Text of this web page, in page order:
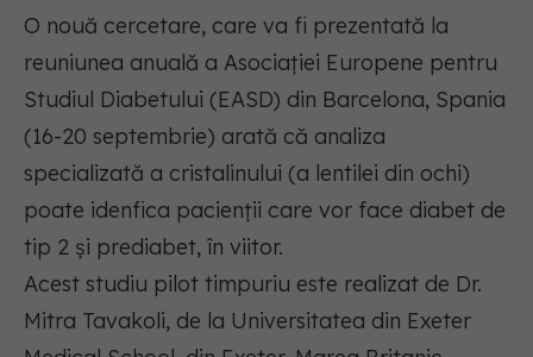
O nouă cercetare, care va fi prezentată la
reuniunea anuală a Asociației Europene pentru
Studiul Diabetului (EASD) din Barcelona, Spania
(16-20 septembrie) arată că analiza
specializată a cristalinului (a lentilei din ochi)
poate idenfica pacienții care vor face diabet de
tip 2 și prediabet, în viitor.
Acest studiu pilot timpuriu este realizat de Dr.
Mitra Tavakoli, de la Universitatea din Exeter